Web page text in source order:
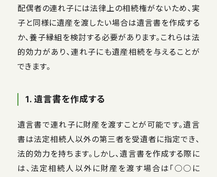
配偶者の連れ子には法律上の相続権がないため、実
子と同様に遺産を渡したい場合は遺言書を作成する
か、養子縁組を検討する必要があります。これらは法
的効力があり、連れ子にも遺産相続を与えることが
できます。
1. 遺言書を作成する
遺言書で連れ子に財産を渡すことが可能です。遺言
書は法定相続人以外の第三者を受遺者に指定でき、
法的効力を持ちます。しかし、遺言書を作成する際に
は、法定相続人以外に財産を渡す場合は「○○に